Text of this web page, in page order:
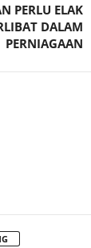
PERLU ELAK
DALAM
PERNIAGAAN